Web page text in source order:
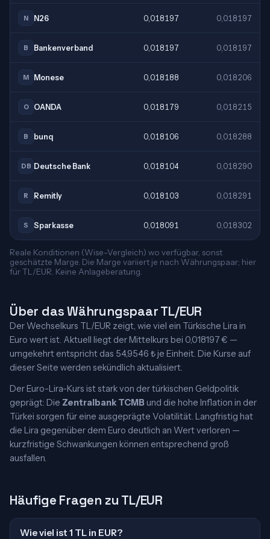
N N26 0,018197 0,018197
B Bankenverband 0,018197 0,018197
M Monese 0,018188 0,018206
O OANDA 0,018179 0,018215
B bunq 0,018106 0,018288
DB Deutsche Bank 0,018104 0,018290
R Remitly 0,018103 0,018291
S Sparkasse 0,018091 0,018302
Reale Konditionen (Wise-Vergleich) wo verfügbar, sonst
geschätzte Marge. Die Marge variiert je nach Währungspaar; hier
für TL/EUR. Keine Anlageberatung.
Über das Währungspaar TL/EUR
Der Wechselkurs TL/EUR zeigt, wie viel ein Türkische Lira in
Euro wert ist. Aktuell liegt der Mittelkurs bei 0,018197 € —
umgekehrt entspricht das 54,9546 ₺ je Einheit. Die Kurse auf
dieser Seite werden sekündlich aktualisiert.
Der Euro-Lira-Kurs ist stark von der türkischen Geldpolitik
geprägt: Die Zentralbank TCMBund die hohe Inflation in der
Türkei sorgen für eine ausgeprägte Volatilität. Langfristig hat
die Lira gegenüber dem Euro deutlich an Wert verloren —
kurzfristige Schwankungen können entsprechend groß
ausfallen.
Häufige Fragen zu TL/EUR
Wie viel ist 1 TL in EUR?